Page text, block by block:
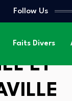
Follow Us
Faits Divers
ET